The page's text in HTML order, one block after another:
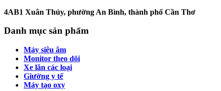
4AB1 Xuân Thủy, phường An Bình, thành phố Cần Thơ
Danh mục sản phẩm
Máy siêu âm
Monitor theo dõi
Xe lăn các loại
Giường y tế
Máy tạo oxy